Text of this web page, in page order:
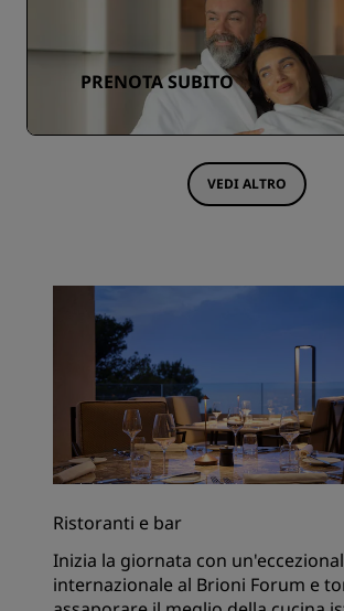
PRENOTA SUBITO
VEDI ALTRO
Ristoranti e bar
Inizia la giornata con
internazionale al Brioni Forum e